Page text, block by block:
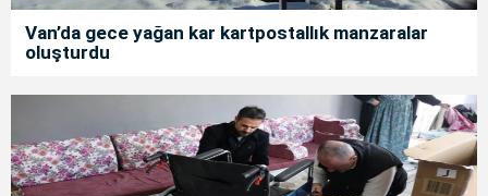
Van’da gece yağan kar kartpostallık manzaralar
oluşturdu